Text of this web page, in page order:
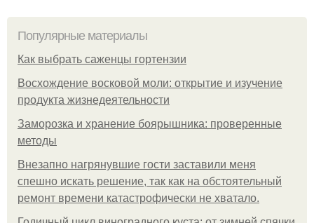
Популярные материалы
Как выбрать саженцы гортензии
Восхождение восковой моли: открытие и изучение
продукта жизнедеятельности
Заморозка и хранение боярышника: проверенные
методы
Внезапно нагрянувшие гости заставили меня
спешно искать решение, так как на обстоятельный
ремонт времени катастрофически не хватало.